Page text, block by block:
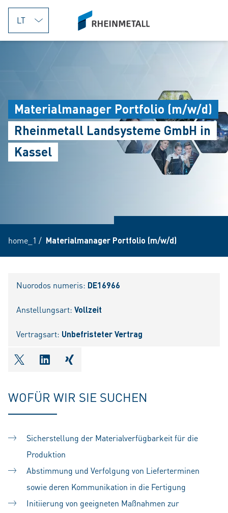
jumpToMain
siteLogo
Materialmanager Portfolio (m/w/d)
Rheinmetall Landsysteme GmbH in
Kassel
home_1 / Materialmanager Portfolio (m/w/d)
Nuorodos numeris: DE16966
Anstellungsart: Vollzeit
Vertragsart: Unbefristeter Vertrag
shareOntwitter
shareOnlinkedIn
shareOnxing
WOFÜR WIR SIE SUCHEN
Sicherstellung der Materialverfügbarkeit für die
Produktion
Abstimmung und Verfolgung von Lieferterminen
sowie deren Kommunikation in die Fertigung
Initiierung von geeigneten Maßnahmen zur